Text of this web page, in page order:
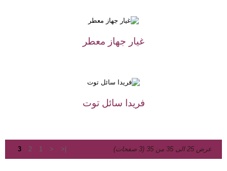
غيار جهاز معطر
فريدا سائل توت
|<
<
1
2
3 عرض 25 الى 35 من 35 (3 صفحات)